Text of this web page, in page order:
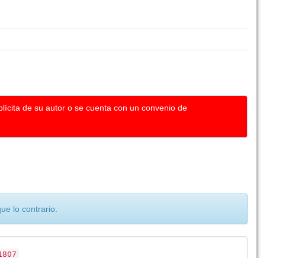
de su autor o se cuenta con un convenio de
lo contrario.